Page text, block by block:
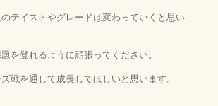
テイストやグレードは変わっていくと思い
を登れるように頑張ってください。
戦を通して成長してほしいと思います。